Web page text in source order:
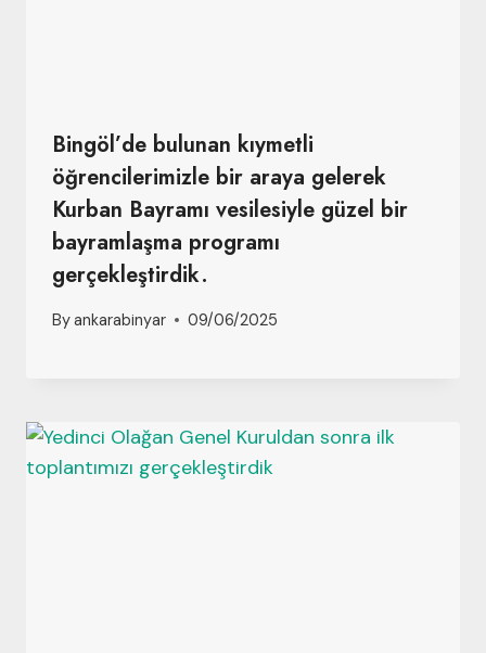
Bingöl’de bulunan kıymetli
öğrencilerimizle bir araya gelerek
Kurban Bayramı vesilesiyle güzel bir
bayramlaşma programı
gerçekleştirdik.
Byankarabinyar 09/06/2025